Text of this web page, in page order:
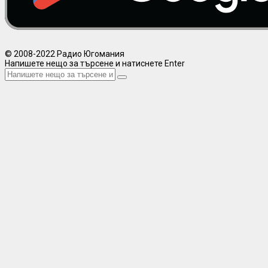
© 2008-2022 Радио Югомания
Напишете нещо за търсене и натиснете Enter